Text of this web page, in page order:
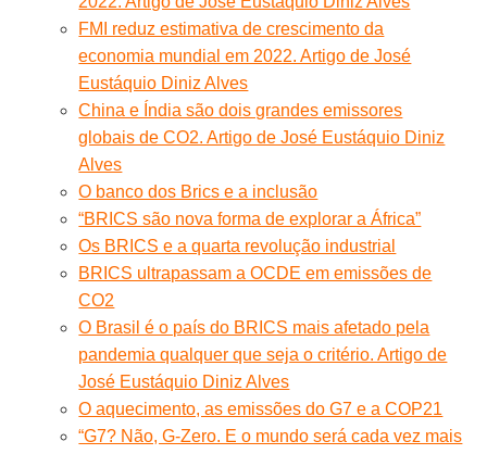
FMI reduz estimativa de crescimento da
economia mundial em 2022. Artigo de José
Eustáquio Diniz Alves
China e Índia são dois grandes emissores
globais de CO2. Artigo de José Eustáquio Diniz
Alves
O banco dos Brics e a inclusão
“BRICS são nova forma de explorar a África”
Os BRICS e a quarta revolução industrial
BRICS ultrapassam a OCDE em emissões de
CO2
O Brasil é o país do BRICS mais afetado pela
pandemia qualquer que seja o critério. Artigo de
José Eustáquio Diniz Alves
O aquecimento, as emissões do G7 e a COP21
“G7? Não, G-Zero. E o mundo será cada vez mais